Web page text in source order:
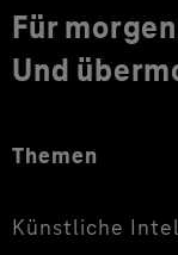
Für
Und
Themen
Künstliche